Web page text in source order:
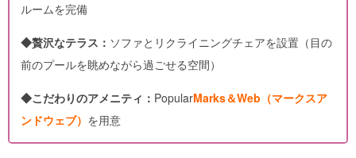
ルームを完備
◆贅沢なテラス： ソファとリクライニングチェアを設置（目の
前のプールを眺めながら過ごせる空間）
◆こだわりのアメニティ： PopularMarks＆Web（マークスア
ンドウェブ） を用意